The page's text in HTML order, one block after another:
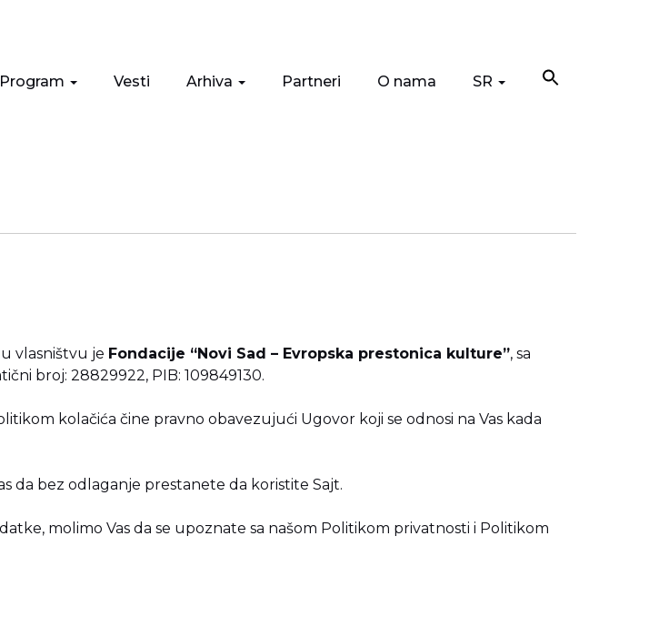
Program Vesti Arhiva Partneri O nama SR
vlasništvu je Fondacije “Novi Sad – Evropska prestonica kulture”, sa
broj: 28829922, PIB: 109849130.
kolačića čine pravno obavezujući Ugovor koji se odnosi na Vas kada
da bez odlaganje prestanete da koristite Sajt.
molimo Vas da se upoznate sa našom Politikom privatnosti i Politikom